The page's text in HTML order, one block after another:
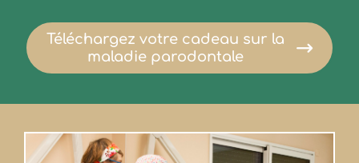
Téléchargez votre cadeau sur la
maladie parodontale